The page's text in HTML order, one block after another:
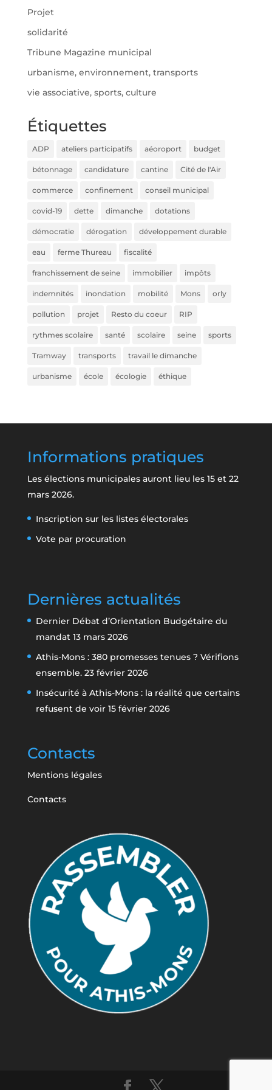
Projet
solidarité
Tribune Magazine municipal
urbanisme, environnement, transports
vie associative, sports, culture
Étiquettes
ADP ateliers participatifs aéoroport budget
bétonnage candidature cantine Cité de l'Air
commerce confinement conseil municipal
covid-19 dette dimanche dotations
démocratie dérogation développement durable
eau ferme Thureau fiscalité
franchissement de seine immobilier impôts
indemnités inondation mobilité Mons orly
pollution projet Resto du coeur RIP
rythmes scolaire santé scolaire seine sports
Tramway transports travail le dimanche
urbanisme école écologie éthique
Informations pratiques
Les élections municipales auront lieu les 15 et 22
mars 2026.
Inscription sur les listes électorales
Vote par procuration
Dernières actualités
Dernier Débat d’Orientation Budgétaire du
mandat 13 mars 2026
Athis-Mons : 380 promesses tenues ? Vérifions
ensemble. 23 février 2026
Insécurité à Athis-Mons : la réalité que certains
refusent de voir 15 février 2026
Contacts
Mentions légales
Contacts